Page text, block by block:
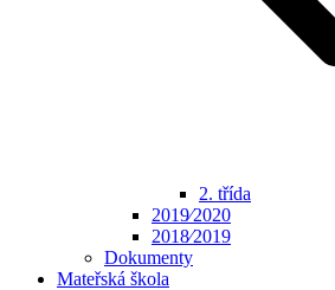
2. třída
2019⁄2020
2018⁄2019
Dokumenty
Mateřská škola